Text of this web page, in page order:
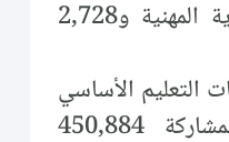
إلى 23,267 في الثانوية المهنية و2,728
التعليم الأساسي
والإعدادية الشرعية بمشاركة 450,884